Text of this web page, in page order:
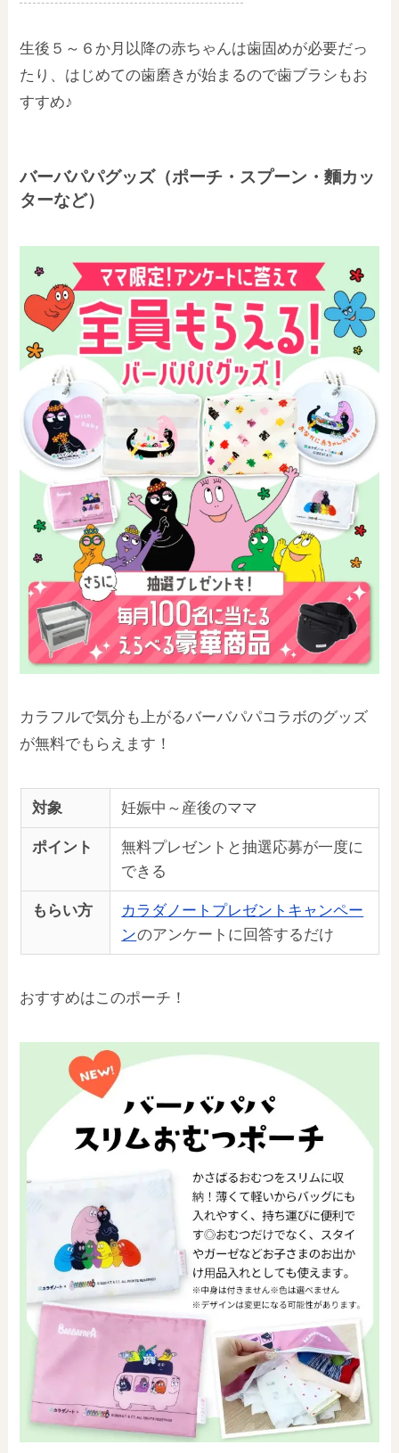
生後５～６か月以降の赤ちゃんは歯固めが必要だっ
たり、はじめての歯磨きが始まるので歯ブラシもお
すすめ♪
バーバパパグッズ（ポーチ・スプーン・麵カッ
ターなど）
カラフルで気分も上がるバーバパパコラボのグッズ
が無料でもらえます！
対象 妊娠中～産後のママ
ポイント
無料プレゼントと抽選応募が一度に
できる
もらい方
カラダノートプレゼントキャンペー
ンのアンケートに回答するだけ
おすすめはこのポーチ！